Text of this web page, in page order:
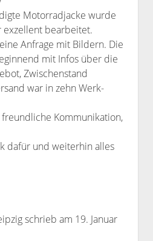
Motorradjacke wurde
exzellent bearbeitet.
Anfrage mit Bildern. Die
mit Infos über die
Zwischenstand
war in zehn Werk-
Kommunikation,
dafür und weiterhin alles
schrieb am 19. Januar